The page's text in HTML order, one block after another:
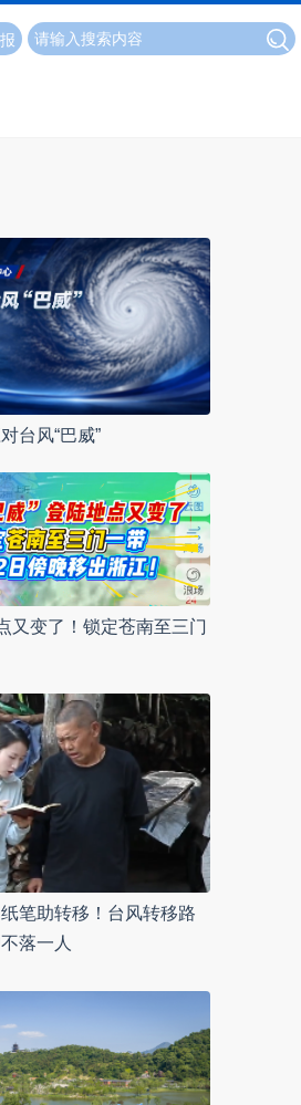
台风“巴威”
又变了！锁定苍南至三门
笔助转移！台风转移路
落一人